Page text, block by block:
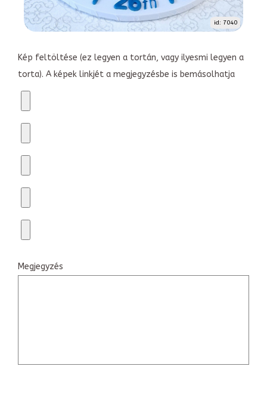
id: 7040
Kép feltöltése (ez legyen a tortán, vagy ilyesmi legyen a
torta). A képek linkjét a megjegyzésbe is bemásolhatja
Megjegyzés